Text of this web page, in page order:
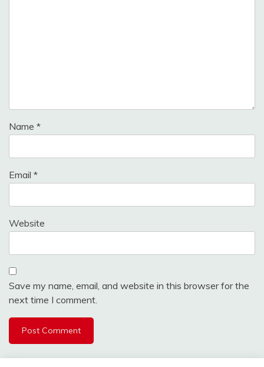
Name *
Email *
Website
Save my name, email, and website in this browser for the
next time I comment.